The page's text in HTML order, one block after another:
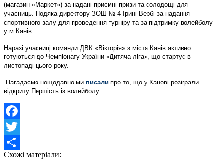
(магазин «Маркет») за надані приємні призи та солодощі для
учасниць. Подяка директору ЗОШ № 4 Ірині Вербі за надання
спортивного залу для проведення турніру та за підтримку волейболу
у м.Канів.
Наразі учасниці команди ДВК «Вікторія» з міста Канів активно
готуються до Чемпіонату України «Дитяча ліга», що стартує в
листопаді цього року.
Нагадаємо нещодавно ми писали про те, що у Каневі розіграли
відкриту Першість із волейболу.
Facebook
Twitter
Share
Схожі матеріали: